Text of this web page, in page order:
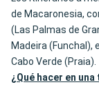
de Macaronesia,
(Las Palmas de
Madeira (Funchal),
Cabo Verde (Praia).
¿Qué hacer en